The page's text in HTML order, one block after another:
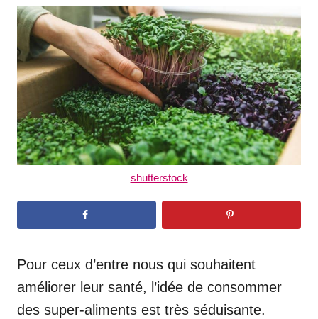
o
r
t
e
o
n
shutterstock
Pour ceux d’entre nous qui souhaitent
améliorer leur santé, l’idée de consommer
des super-aliments est très séduisante.